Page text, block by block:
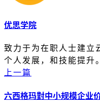
优思学院
致力于为在职人士建立
个人发展，和技能提升。
上一篇
六西格玛對中小规模企业